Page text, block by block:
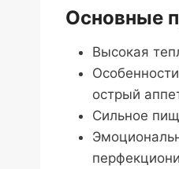
Основные
Высокая
острый
Сильное